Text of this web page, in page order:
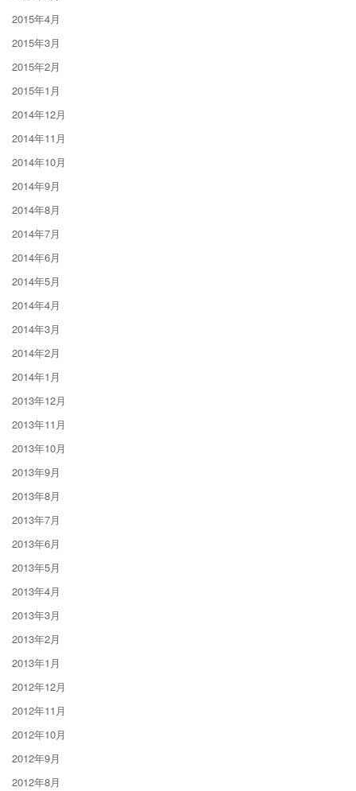
2015年4月
2015年3月
2015年2月
2015年1月
2014年12月
2014年11月
2014年10月
2014年9月
2014年8月
2014年7月
2014年6月
2014年5月
2014年4月
2014年3月
2014年2月
2014年1月
2013年12月
2013年11月
2013年10月
2013年9月
2013年8月
2013年7月
2013年6月
2013年5月
2013年4月
2013年3月
2013年2月
2013年1月
2012年12月
2012年11月
2012年10月
2012年9月
2012年8月